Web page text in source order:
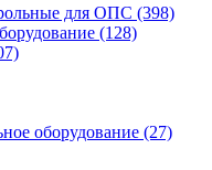
для ОПС (398)
(128)
оборудование (27)